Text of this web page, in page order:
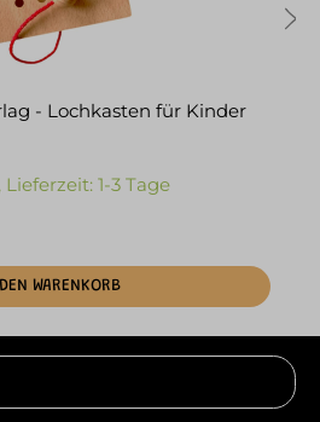
- Lochkasten für Kinder
1-3 Tage
WARENKORB